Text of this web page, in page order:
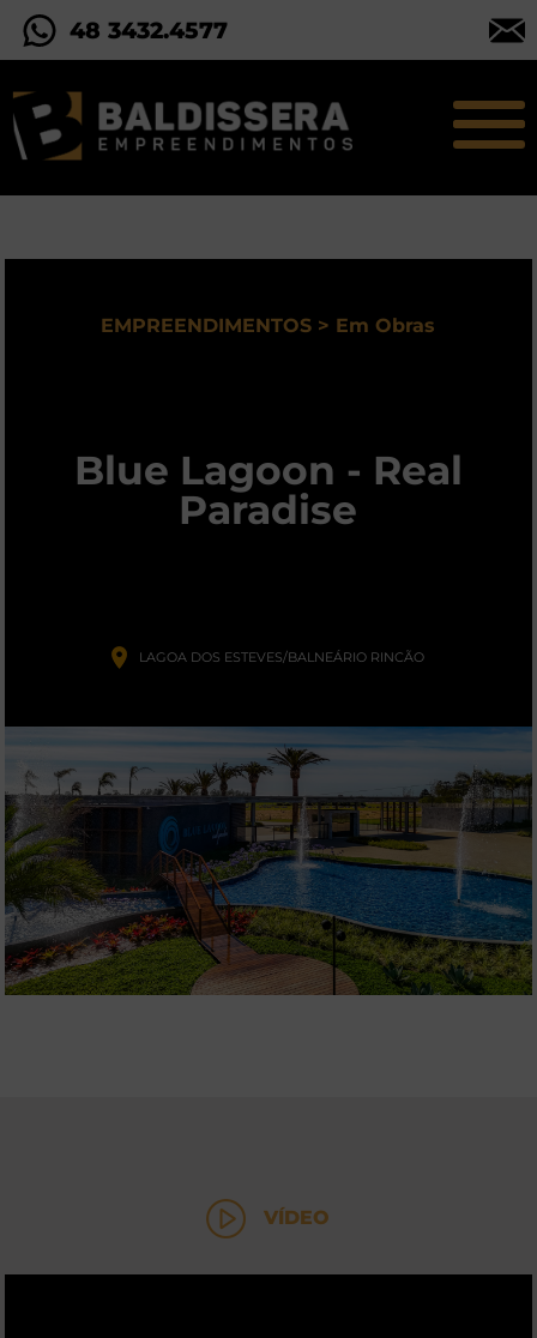
48 3432.4577
EMPREENDIMENTOS > Em Obras
Blue Lagoon - Real
Paradise
LAGOA DOS ESTEVES/BALNEÁRIO RINCÃO
VÍDEO